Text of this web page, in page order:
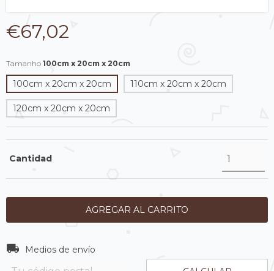
€67,02
Tamanho 100cm x 20cm x 20cm
100cm x 20cm x 20cm 110cm x 20cm x 20cm
120cm x 20cm x 20cm
Cantidad
Entregas para el CP:
Medios de envío